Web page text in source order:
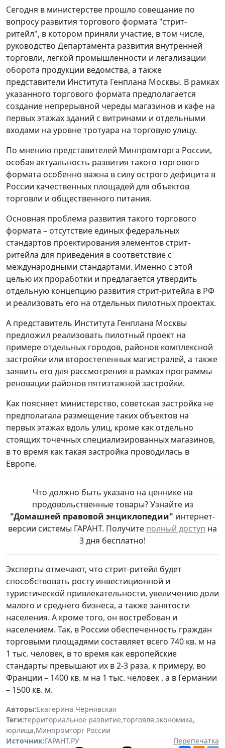
Сегодня в министерстве прошло совещание по
вопросу развития торгового формата "стрит-
ритейл", в котором приняли участие, в том числе,
руководство Департамента развития внутренней
торговли, легкой промышленности и легализации
оборота продукции ведомства, а также
представители Института Генплана Москвы. В рамках
указанного торгового формата предполагается
создание непрерывной череды магазинов и кафе на
первых этажах зданий с витринами и отдельными
входами на уровне тротуара на торговую улицу.
По мнению представителей Минпромторга России,
особая актуальность развития такого торгового
формата особенно важна в силу острого дефицита в
России качественных площадей для объектов
торговли и общественного питания.
Основная проблема развития такого торгового
формата – отсутствие единых федеральных
стандартов проектирования элементов стрит-
ритейла для приведения в соответствие с
международными стандартами. Именно с этой
целью их проработки и предлагается утвердить
отдельную концепцию развития стрит-ритейла в РФ
и реализовать его на отдельных пилотных проектах.
А представитель Института Генплана Москвы
предложил реализовать пилотный проект на
примере отдельных городов, районов комплексной
застройки или второстепенных магистралей, а также
заявить его для рассмотрения в рамках программы
реновации районов пятиэтажной застройки.
Как поясняет министерство, советская застройка не
предполагала размещение таких объектов на
первых этажах вдоль улиц, кроме как отдельно
стоящих точечных специализированных магазинов,
в то время как такая застройка проводилась в
Европе.
Что должно быть указано на ценнике на
продовольственные товары? Узнайте из
"Домашней правовой энциклопедии" интернет-
версии системы ГАРАНТ. Получите полный доступ на
3 дня бесплатно!
Эксперты отмечают, что стрит-ритейл будет
способствовать росту инвестиционной и
туристической привлекательности, увеличению доли
малого и среднего бизнеса, а также занятости
населения. А кроме того, он востребован и
населением. Так, в России обеспеченность граждан
торговыми площадями составляет всего 740 кв. м на
1 тыс. человек, в то время как европейские
стандарты превышают их в 2-3 раза, к примеру, во
Франции – 1400 кв. м на 1 тыс. человек , а в Германии
– 1500 кв. м.
Авторы:Екатерина Чернявская
Теги:территориальное развитие,торговля,экономика,
юрлица,Минпромторг России
Источник:ГАРАНТ.РУ
Перепечатка